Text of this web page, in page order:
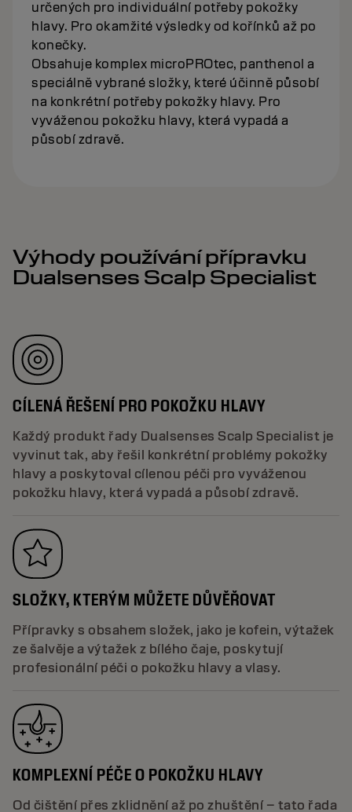
určených pro individuální potřeby pokožky
hlavy. Pro okamžité výsledky od kořínků až po
konečky.
Obsahuje komplex microPROtec, panthenol a
speciálně vybrané složky, které účinně působí
na konkrétní potřeby pokožky hlavy. Pro
vyváženou pokožku hlavy, která vypadá a
působí zdravě.
Výhody používání přípravku
Dualsenses Scalp Specialist
CÍLENÁ ŘEŠENÍ PRO POKOŽKU HLAVY
Každý produkt řady Dualsenses Scalp Specialist je
vyvinut tak, aby řešil konkrétní problémy pokožky
hlavy a poskytoval cílenou péči pro vyváženou
pokožku hlavy, která vypadá a působí zdravě.
SLOŽKY, KTERÝM MŮŽETE DŮVĚŘOVAT
Přípravky s obsahem složek, jako je kofein, výtažek
ze šalvěje a výtažek z bílého čaje, poskytují
profesionální péči o pokožku hlavy a vlasy.
KOMPLEXNÍ PÉČE O POKOŽKU HLAVY
Od čištění přes zklidnění až po zhuštění – tato řada